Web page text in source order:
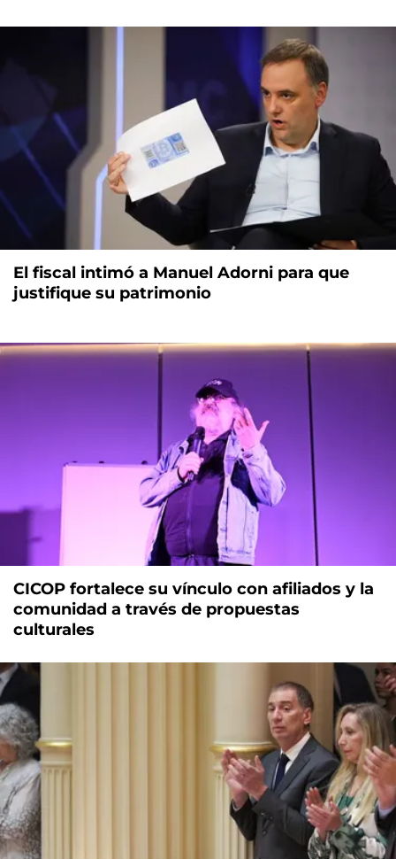
El fiscal intimó a Manuel Adorni para que
justifique su patrimonio
CICOP fortalece su vínculo con afiliados y la
comunidad a través de propuestas
culturales